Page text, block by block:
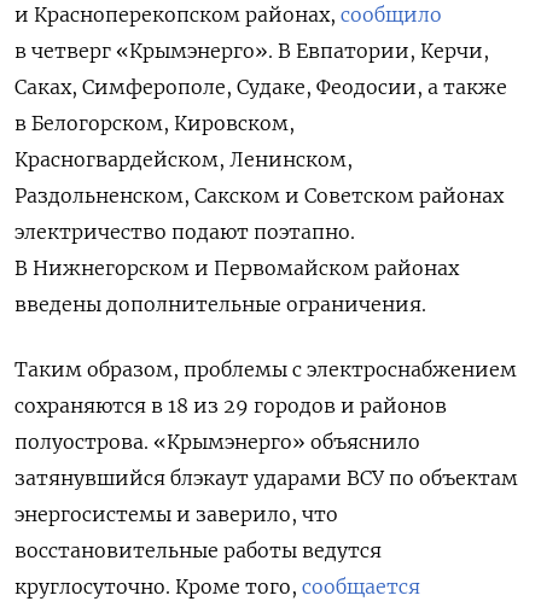
и Красноперекопском районах, сообщило
в четверг «Крымэнерго». В Евпатории, Керчи,
Саках, Симферополе, Судаке, Феодосии, а также
в Белогорском, Кировском,
Красногвардейском, Ленинском,
Раздольненском, Сакском и Советском районах
электричество подают поэтапно.
В Нижнегорском и Первомайском районах
введены дополнительные ограничения.
Таким образом, проблемы с электроснабжением
сохраняются в 18 из 29 городов и районов
полуострова. «Крымэнерго» объяснило
затянувшийся блэкаут ударами ВСУ по объектам
энергосистемы и заверило, что
восстановительные работы ведутся
круглосуточно. Кроме того, сообщается